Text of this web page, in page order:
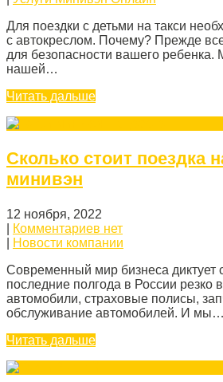
Для поездки с детьми на такси
с автокреслом. Почему? Прежде
для безопасности вашего ребенка.
нашей…
Читать дальше
Сколько стоит поездка
минивэн
12 ноября, 2022
Комментариев нет
Новости компании
Современный мир бизнеса диктует
последние полгода в России резко
автомобили, страховые полисы,
обслуживание автомобилей. И мы…
Читать дальше